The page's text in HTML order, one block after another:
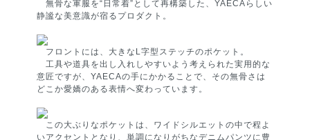
無骨な軍服を“日常着”として再構築した、YAECAらしい
静謐な美意識が宿るプロダクト。
フロントには、大きなL字型ステッチのポケット。
工具や道具を出し入れしやすいよう考えられた実用的な
意匠ですが、YAECAの手にかかることで、その無骨さは
どこか愛嬌のある表情へ変わっています。
この大ぶりなポケットは、ワイドシルエットの中で程よ
いアクセントとなり、単調になりがちなデニムパンツに豊